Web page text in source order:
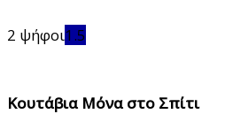
2 ψήφοι1.5
Κουτάβια Μόνα στο Σπίτι